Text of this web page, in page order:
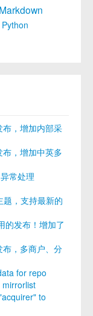
Markdown
Python
，增加内部采
，增加中英多
常处理
，支持最新的
的发布！增加了
，多商户、分
for repo
mirrorlist
to